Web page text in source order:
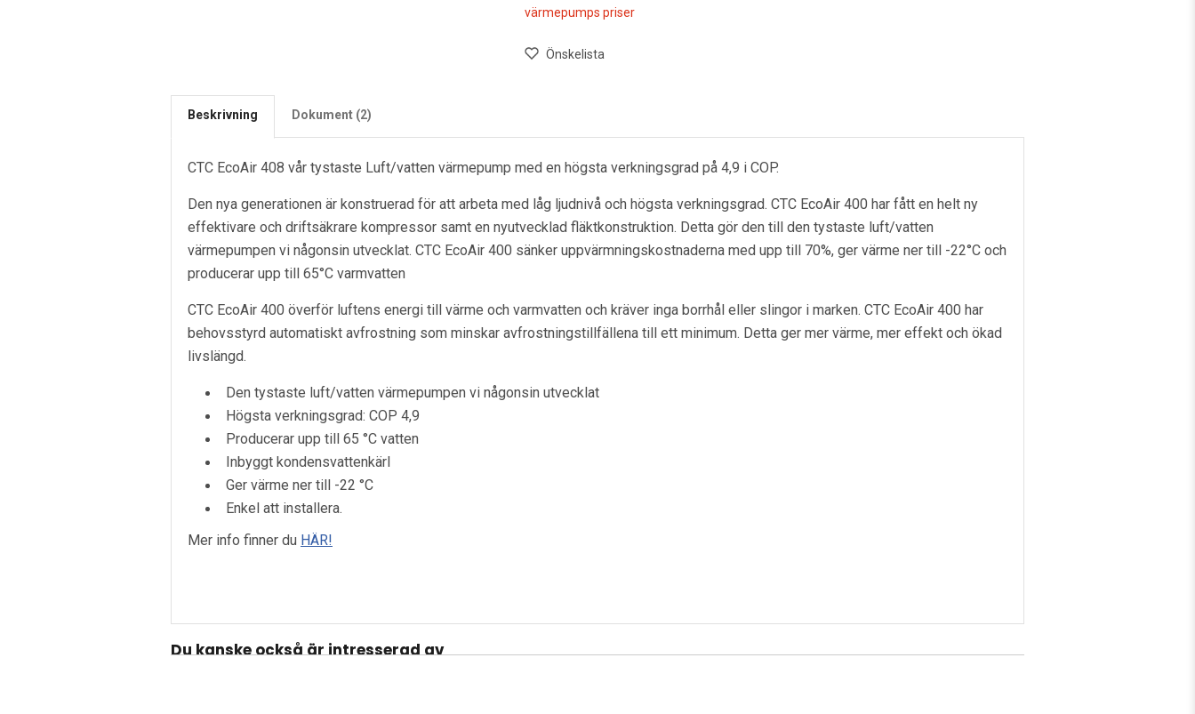
värmepumps priser
Önskelista
Beskrivning Dokument (2)
CTC EcoAir 408 vår tystaste Luft/vatten värmepump med en högsta verkningsgrad på 4,9 i COP.
Den nya generationen är konstruerad för att arbeta med låg ljudnivå och högsta verkningsgrad. CTC EcoAir 400 har fått en helt ny
effektivare och driftsäkrare kompressor samt en nyutvecklad fläktkonstruktion. Detta gör den till den tystaste luft/vatten
värmepumpen vi någonsin utvecklat. CTC EcoAir 400 sänker uppvärmningskostnaderna med upp till 70%, ger värme ner till -22°C och
producerar upp till 65°C varmvatten
CTC EcoAir 400 överför luftens energi till värme och varmvatten och kräver inga borrhål eller slingor i marken. CTC EcoAir 400 har
behovsstyrd automatiskt avfrostning som minskar avfrostningstillfällena till ett minimum. Detta ger mer värme, mer effekt och ökad
livslängd.
Den tystaste luft/vatten värmepumpen vi någonsin utvecklat
Högsta verkningsgrad: COP 4,9
Producerar upp till 65 °C vatten
Inbyggt kondensvattenkärl
Ger värme ner till -22 °C
Enkel att installera.
Mer info finner du HÄR!
Du kanske också är intresserad av